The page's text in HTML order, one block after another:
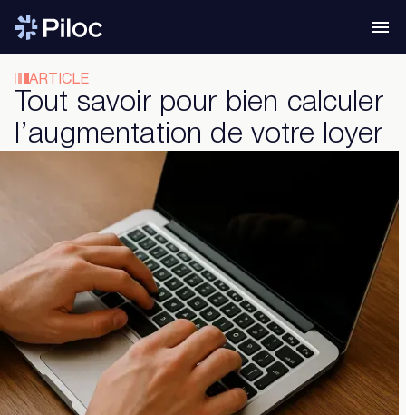
ARTICLE
Tout savoir pour bien calculer
l’augmentation de votre loyer